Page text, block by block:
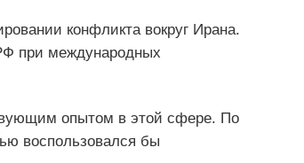
конфликта вокруг Ирана.
при международных
опытом в этой сфере. По
воспользовался бы